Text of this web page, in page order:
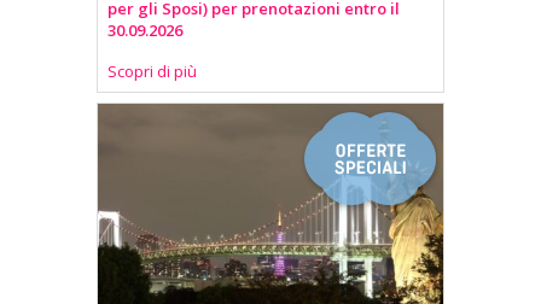
per gli Sposi) per prenotazioni entro il
30.09.2026
Scopri di più